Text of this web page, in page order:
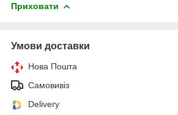
Приховати
Умови доставки
Нова Пошта
Самовивіз
Delivery